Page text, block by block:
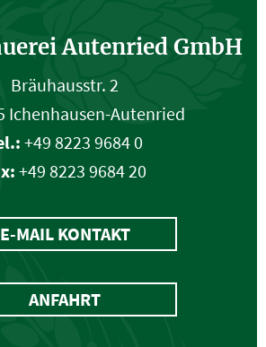
E-MAIL KONTAKT
Autenried GmbH
Bräuhausstr. 2
Ichenhausen-Autenried
+49 8223 9684 0
+49 8223 9684 20
ANFAHRT